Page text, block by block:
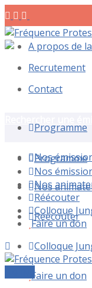
A propos de
Recrutement
Contact
Programme
Nos
Nos
Réécouter
Colloque
Faire un don
Programme
Nos
Nos
Réécouter
Colloque
Faire un don